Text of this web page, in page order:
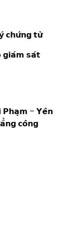
𝗰𝗵𝘂̛́𝗻𝗴 𝘁𝘂̛̀
𝗴𝗶𝗮́𝗺 𝘀𝗮́𝘁
𝗣𝗵𝗮̣𝗺 – 𝗬𝗲̂𝗻
𝗰𝗼̂𝗻𝗴